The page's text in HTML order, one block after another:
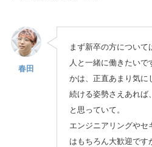
春田
まず新卒の方について
人と一緒に働きたいで
かは、正直あまり気に
続ける姿勢さえあれば
と思っていて。
エンジニアリングやセ
はもちろん大歓迎です